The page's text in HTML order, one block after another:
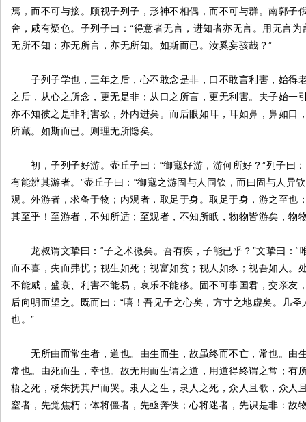
焉，而不可与接。顾视子列子，形神不相偶，而不可与群。南郭
舍，咸有疑色。子列子曰：“得意者无言，进知者亦无言。用无言
无所不知；亦无所言，亦无所知。如斯而已。汝奚妄骇哉？”
子列子学也，三年之后，心不敢念是非，口不敢言利害，始得
之后，从心之所念，更无是非；从口之所言，更无利害。夫子始
亦不知彼之是非利害欤，外内进矣。而后眼如耳，耳如鼻，鼻如
所藏。如斯而已。则理无所隐矣。
初，子列子好游。壶丘子曰：“御寇好游，游何所好？”列子曰
有能辨其游者。”壶丘子曰：“御寇之游固与人同欤，而曰固与人
观。外游者，求备于物；内观者，取足于身。取足于身，游之至也
其至乎！至游者，不知所适；至观者，不知所眂，物物皆游矣，
龙叔谓文挚曰：“子之术微矣。吾有疾，子能已乎？”文挚曰：“
而不喜，失而弗忧；视生如死；视富如贫；视人如豕；视吾如人
不能威，盛衰、利害不能易，哀乐不能移。固不可事国君，交亲
后向明而望之。既而曰：“嘻！吾见子之心矣，方寸之地虚矣。几
也。”
无所由而常生者，道也。由生而生，故虽终而不亡，常也。由
常也。由死而生，幸也。故无用而生谓之道，用道得终谓之常；
梧之死，杨朱抚其尸而哭。隶人之生，隶人之死，众人且歌，众
窒者，先觉焦朽；体将僵者，先亟奔佚；心将迷者，先识是非：故